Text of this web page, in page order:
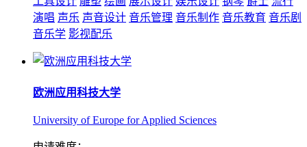
演唱 声乐 声音设计 音乐管理 音乐制作 音乐教育 音乐剧
音乐学 影视配乐
欧洲应用科技大学
University of Europe for Applied Sciences